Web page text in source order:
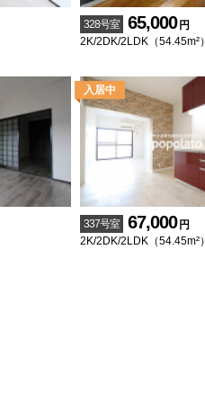
328号室 65,000 円
2K/2DK/2LDK（54.45m²）
337号室 67,000 円
2K/2DK/2LDK（54.45m²）